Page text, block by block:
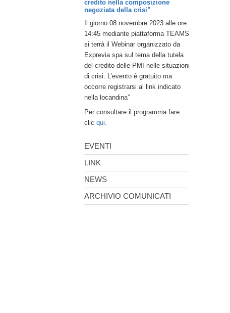
credito nella composizione
negoziata della crisi”
Il giorno 08 novembre 2023 alle ore
14:45 mediante piattaforma TEAMS
si terrà il Webinar organizzato da
Exprevia spa sul tema della tutela
del credito delle PMI nelle situazioni
di crisi. L’evento è gratuito ma
occorre registrarsi al link indicato
nella locandina”
Per consultare il programma fare
clic qui.
EVENTI
LINK
NEWS
ARCHIVIO COMUNICATI